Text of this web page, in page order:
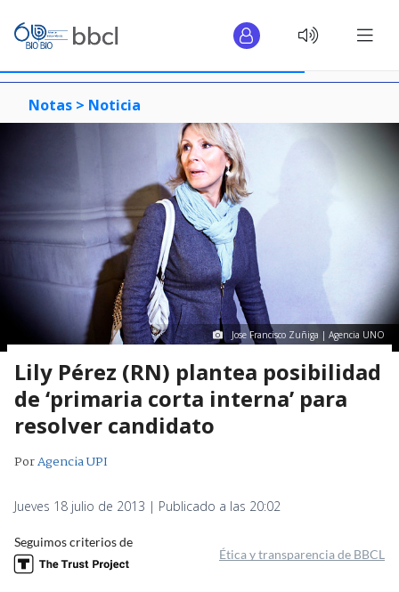
Notas > Noticia
Jose Francisco Zuñiga | Agencia UNO
Lily Pérez (RN) plantea posibilidad
de ‘primaria corta interna’ para
resolver candidato
PorAgencia UPI
Jueves 18 julio de 2013 | Publicado a las 20:02
Seguimos criterios de
Ética y transparencia de BBCL